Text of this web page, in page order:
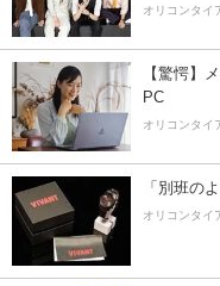
オリコンタイ
【驚愕】
PC
オリコンタイ
「別班の
オリコンタイ